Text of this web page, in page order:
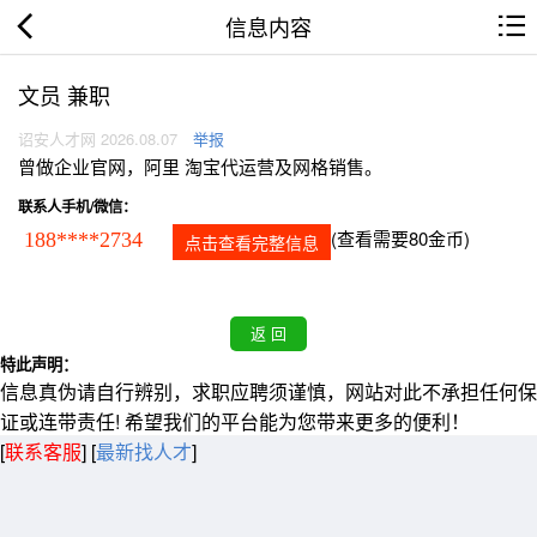
信息内容
文员 兼职
诏安人才网 2026.08.07 举报
曾做企业官网，阿里 淘宝代运营及网格销售。
联系人手机/微信：
188****2734 点击查看完整信息 (查看需要80金币)
特此声明：
信息真伪请自行辨别，求职应聘须谨慎，网站对此不承担任何保
证或连带责任! 希望我们的平台能为您带来更多的便利！
[联系客服] [最新找人才]